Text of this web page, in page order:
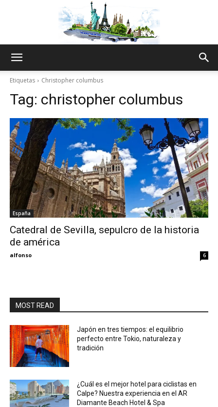
Thru
My
Etiquetas Christopher columbus
Tag: christopher columbus
España
Catedral de Sevilla, sepulcro de la historia
de américa
alfonso 6
MOST READ
Japón en tres tiempos: el equilibrio
perfecto entre Tokio, naturaleza y
tradición
¿Cuál es el mejor hotel para ciclistas en
Calpe? Nuestra experiencia en el AR
Diamante Beach Hotel & Spa